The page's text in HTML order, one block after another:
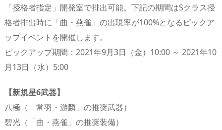
「授格者指定」開発室で排出可能。下記の期間はSクラス授
格者排出時に「曲・燕雀」の出現率が100%となるピックア
ップイベントを開催します。
ピックアップ期間：2021年9月3日（金）10:00 ～ 2021年10
月13日（水）5:00
【新規星6武器】
八極（「常羽・游麟」の推奨武器）
碧光（「曲・燕雀」の推奨装備）